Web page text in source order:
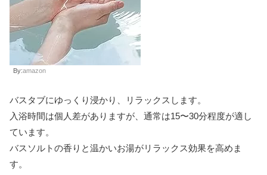
By:amazon
バスタブにゆっくり浸かり、リラックスします。
入浴時間は個人差がありますが、通常は15〜30分程度が適し
ています。
バスソルトの香りと温かいお湯がリラックス効果を高めま
す。